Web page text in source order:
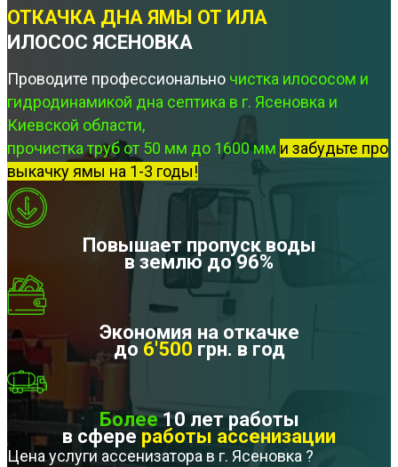
ОТКАЧКА ДНА ЯМЫ ОТ ИЛА
ИЛОСОС ЯСЕНОВКА
Проводите профессионально чистка илососом и
гидродинамикой дна септика в г. Ясеновка и
Киевской области,
прочистка труб от 50 мм до 1600 мм и забудьте про
выкачку ямы на 1-3 годы!
Повышает пропуск воды
в землю до 96%
Экономия на откачке
до 6'500 грн. в год
Более10 лет работы
в сфере работы ассенизации
Цена услуги ассенизатора в г. Ясеновка ?